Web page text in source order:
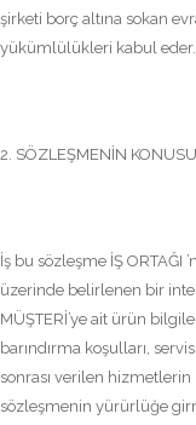
şirketi borç altına sokan
yükümlülükleri kabul eder.
2. SÖZLEŞMENİN
İş bu sözleşme İŞ ORTAĞI
üzerinde belirlenen bir
MÜŞTERİ’ye ait ürün
barındırma koşulları,
sonrası verilen hizmetlerin
sözleşmenin yürürlüğe